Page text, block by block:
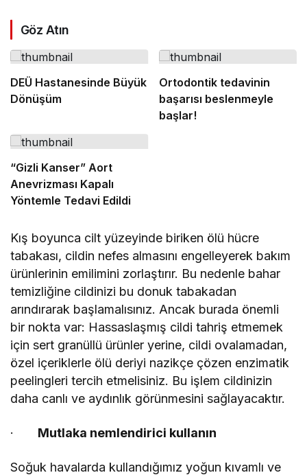
Göz Atın
DEÜ Hastanesinde Büyük
Dönüşüm
Ortodontik tedavinin
başarısı beslenmeyle
başlar!
“Gizli Kanser” Aort
Anevrizması Kapalı
Yöntemle Tedavi Edildi
Kış boyunca cilt yüzeyinde biriken ölü hücre
tabakası, cildin nefes almasını engelleyerek bakım
ürünlerinin emilimini zorlaştırır. Bu nedenle bahar
temizliğine cildinizi bu donuk tabakadan
arındırarak başlamalısınız. Ancak burada önemli
bir nokta var: Hassaslaşmış cildi tahriş etmemek
için sert granüllü ürünler yerine, cildi ovalamadan,
özel içeriklerle ölü deriyi nazikçe çözen enzimatik
peelingleri tercih etmelisiniz. Bu işlem cildinizin
daha canlı ve aydınlık görünmesini sağlayacaktır.
· Mutlaka nemlendirici kullanın
Soğuk havalarda kullandığımız yoğun kıvamlı ve